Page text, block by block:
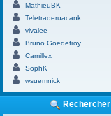
MathieuBK
Teletraderuacank
vivalee
Bruno Goedefroy
Camillex
SophK
wsuemnick
Rechercher